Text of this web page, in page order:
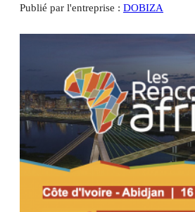
Publié par l'entreprise : DOBIZA